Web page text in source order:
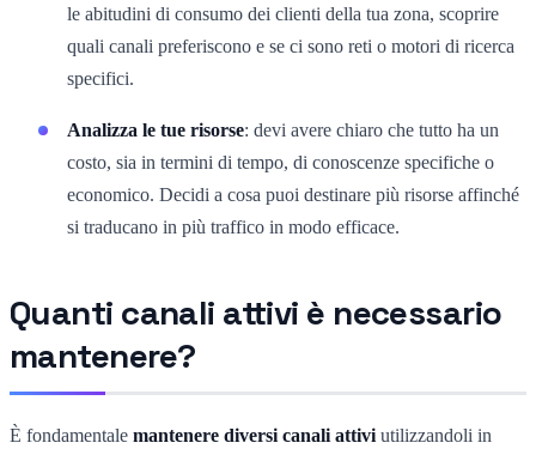
le abitudini di consumo dei clienti della tua zona, scoprire
quali canali preferiscono e se ci sono reti o motori di ricerca
specifici.
Analizza le tue risorse: devi avere chiaro che tutto ha un
costo, sia in termini di tempo, di conoscenze specifiche o
economico. Decidi a cosa puoi destinare più risorse affinché
si traducano in più traffico in modo efficace.
Quanti canali attivi è necessario
mantenere?
È fondamentale mantenere diversi canali attivi utilizzandoli in